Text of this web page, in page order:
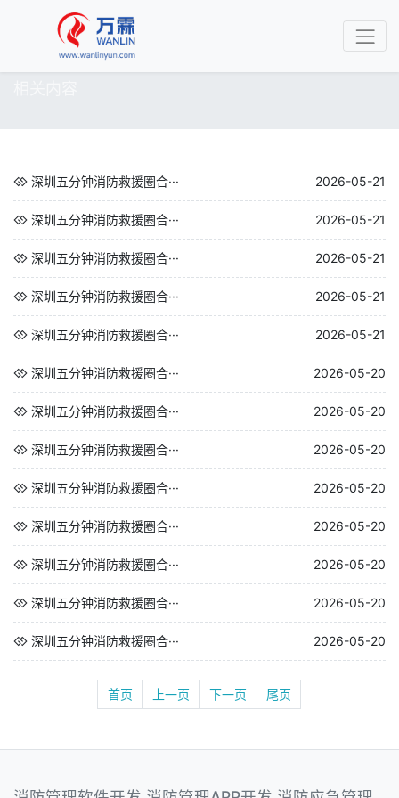
深圳五分钟消防救援圈合··· 2026-05-21
深圳五分钟消防救援圈合··· 2026-05-21
深圳五分钟消防救援圈合··· 2026-05-21
深圳五分钟消防救援圈合··· 2026-05-21
深圳五分钟消防救援圈合··· 2026-05-21
深圳五分钟消防救援圈合··· 2026-05-20
深圳五分钟消防救援圈合··· 2026-05-20
深圳五分钟消防救援圈合··· 2026-05-20
深圳五分钟消防救援圈合··· 2026-05-20
深圳五分钟消防救援圈合··· 2026-05-20
深圳五分钟消防救援圈合··· 2026-05-20
深圳五分钟消防救援圈合··· 2026-05-20
深圳五分钟消防救援圈合··· 2026-05-20
首页 上一页 下一页 尾页